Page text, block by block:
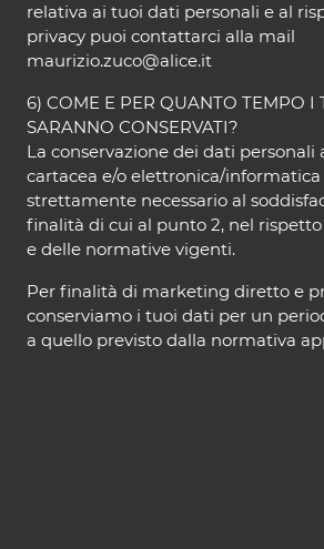
relativa ai tuoi dati personali e al
privacy puoi contattarci alla mail
maurizio.zuco@alice.it
6) COME E PER QUANTO TEMPO I
SARANNO CONSERVATI?
La conservazione dei dati personali
cartacea e/o elettronica/
strettamente necessario al
finalità di cui al punto 2, nel
e delle normative vigenti.
Per finalità di marketing diretto e
conserviamo i tuoi dati per un
a quello previsto dalla normativa